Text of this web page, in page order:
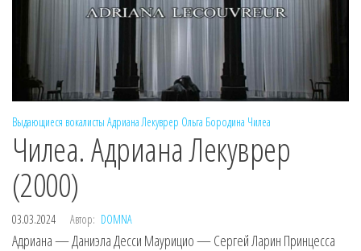
Выдающиеся вокалисты Адриана Лекуврер Ольга Бородина Чилеа
Чилеа. Адриана Лекуврер
(2000)
03.03.2024 Автор: DOMNA
Адриана — Даниэла Десси Маурицио — Сергей Ларин Принцесса